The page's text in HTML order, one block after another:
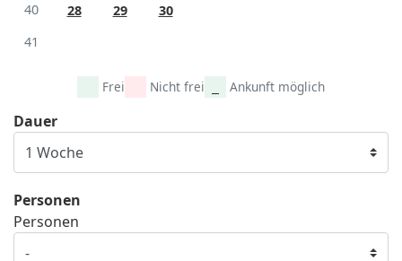
40
28 29
30
41
Frei Nicht frei Ankunft möglich
Dauer
Personen
Personen